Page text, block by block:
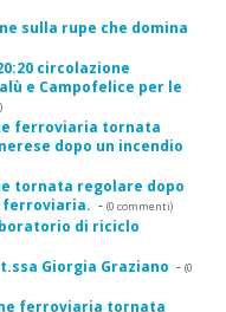
sulla rupe che domina
circolazione
e Campofelice per le
ferroviaria tornata
dopo un incendio
tornata regolare dopo
ferroviaria. - (0 commenti)
di riciclo
Giorgia Graziano - (0
ferroviaria tornata